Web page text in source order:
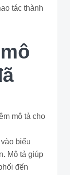
tác thành
mô tả cho
biểu
Mô tả giúp
đến